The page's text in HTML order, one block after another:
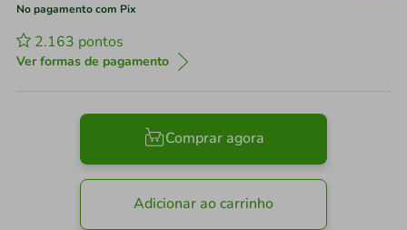
No pagamento com Pix
2.163 pontos
Ver formas de pagamento
Comprar agora
Adicionar ao carrinho